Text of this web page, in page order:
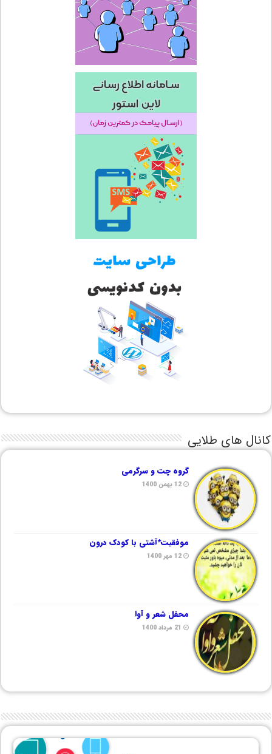
کانال های طلایی
گروه چت و سرگرمی
12 بهمن 1400
موفقیت*آشتی با کودک درون
12 مهر 1400
محفل شعر و آوا
21 مرداد 1400